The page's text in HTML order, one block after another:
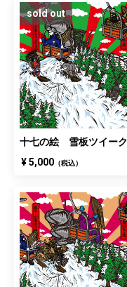
sold out
十七の絵 雪板ツイーク
¥ 5,000 （税込）